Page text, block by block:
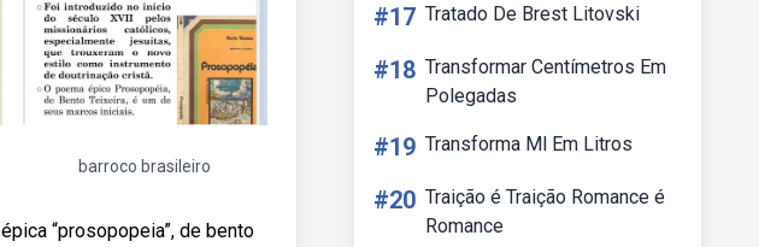
barroco brasileiro
“prosopopeia”, de bento
#17 Tratado De Brest Litovski
#18 Transformar Centímetros Em
Polegadas
#19 Transforma Ml Em Litros
#20 Traição é Traição Romance é
Romance